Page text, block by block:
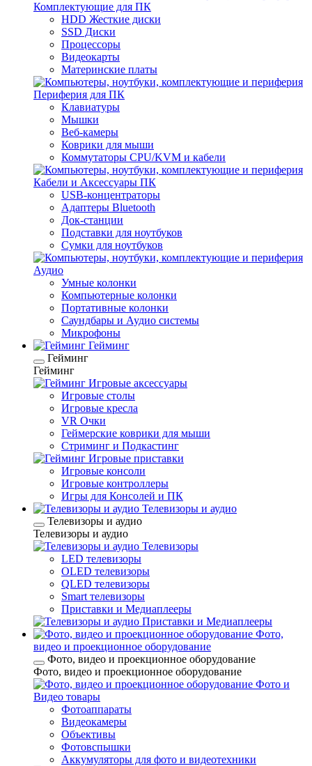
Комплектующие для ПК
HDD Жесткие диски
SSD Диски
Процессоры
Видеокарты
Материнские платы
Периферия для ПК
Клавиатуры
Мышки
Веб-камеры
Коврики для мыши
Коммутаторы CPU/KVM и кабели
Кабели и Аксессуары ПК
USB-концентраторы
Адаптеры Bluetooth
Док-станции
Подставки для ноутбуков
Сумки для ноутбуков
Аудио
Умные колонки
Компьютерные колонки
Портативные колонки
Саундбары и Аудио системы
Микрофоны
Гейминг
Гейминг
Гейминг
Игровые аксессуары
Игровые столы
Игровые кресла
VR Очки
Геймерские коврики для мыши
Стриминг и Подкастинг
Игровые приставки
Игровые консоли
Игровые контроллеры
Игры для Консолей и ПК
Телевизоры и аудио
Телевизоры и аудио
Телевизоры и аудио
Телевизоры
LED телевизоры
OLED телевизоры
QLED телевизоры
Smart телевизоры
Приставки и Медиаплееры
Приставки и Медиаплееры
Фото,
видео и проекционное оборудование
Фото, видео и проекционное оборудование
Фото, видео и проекционное оборудование
Фото и
Видео товары
Фотоаппараты
Видеокамеры
Объективы
Фотовспышки
Аккумуляторы для фото и видеотехники